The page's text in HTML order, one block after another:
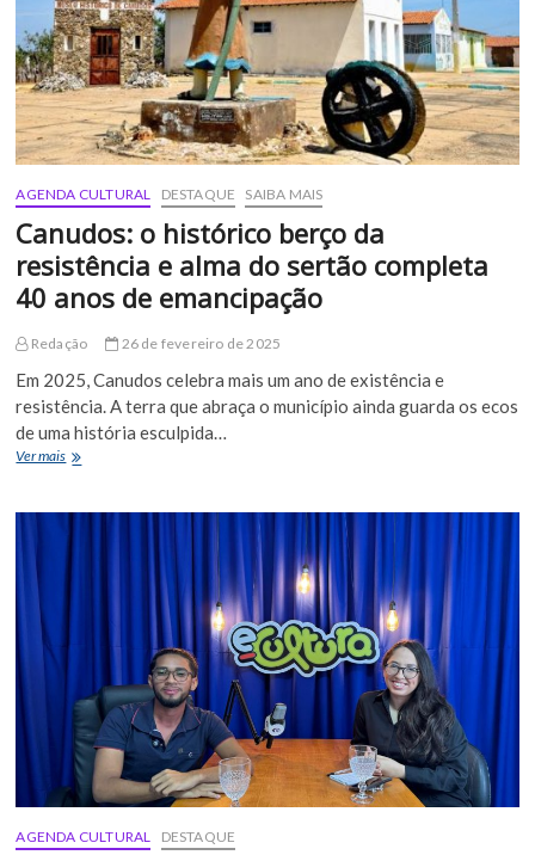
da
cultura
popular
nordestina
AGENDA CULTURAL DESTAQUE SAIBA MAIS
Canudos: o histórico berço da
resistência e alma do sertão completa
40 anos de emancipação
Redação 26 de fevereiro de 2025
Em 2025, Canudos celebra mais um ano de existência e
resistência. A terra que abraça o município ainda guarda os ecos
de uma história esculpida…
Ver maisCanudos:
da
sertão
anos
de
emancipação
AGENDA CULTURAL DESTAQUE